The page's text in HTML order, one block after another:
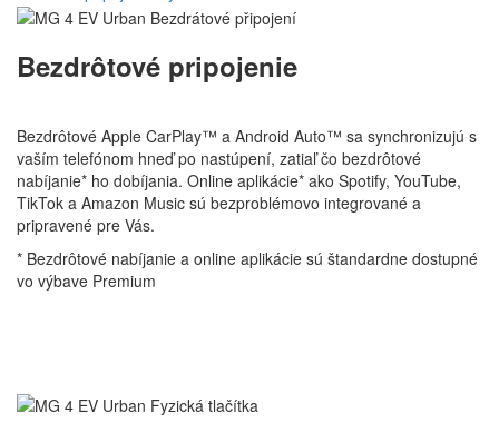
Bezdrôtové pripojenie
Bezdrôtové Apple CarPlay™ a Android Auto™ sa synchronizujú s
vaším telefónom hneď po nastúpení, zatiaľ čo bezdrôtové
nabíjanie* ho dobíjania. Online aplikácie* ako Spotify, YouTube,
TikTok a Amazon Music sú bezproblémovo integrované a
pripravené pre Vás.
* Bezdrôtové nabíjanie a online aplikácie sú štandardne dostupné
vo výbave Premium